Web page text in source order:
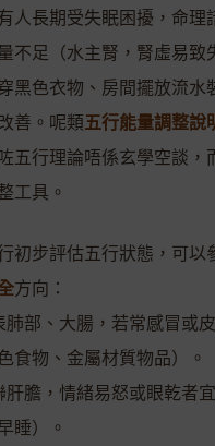
人長期受失眠困擾，命理
不足（水主腎，腎虛易
黑色衣物、房間擺放流水
善。呢類五行能量調整說
五行理論唔係玄學空談，
工具。
初步評估五行狀態，可以
方向：
肺部、大腸，若常感冒或
食物、金屬材質物品）。
肝膽，情緒易怒或眼乾者
睡）。